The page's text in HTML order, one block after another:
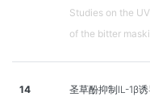
Studies on the
of the bitter
14 圣草酚抑制IL-1β